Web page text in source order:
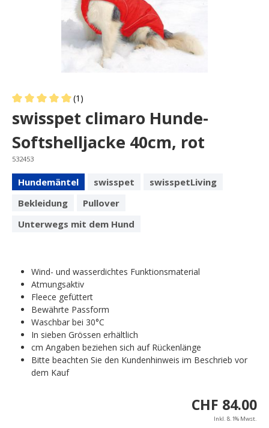
Average rating of 5 out of 5 stars
(1)
swisspet climaro Hunde-
Softshelljacke 40cm, rot
532453
Hundemäntel swisspet
swisspetLiving
Bekleidung
Pullover
Unterwegs mit dem Hund
Wind- und wasserdichtes Funktionsmaterial
Atmungsaktiv
Fleece gefüttert
Bewährte Passform
Waschbar bei 30°C
In sieben Grössen erhältlich
cm Angaben beziehen sich auf Rückenlänge
Bitte beachten Sie den Kundenhinweis im Beschrieb vor
dem Kauf
CHF 84.00
Inkl. 8.1% Mwst.